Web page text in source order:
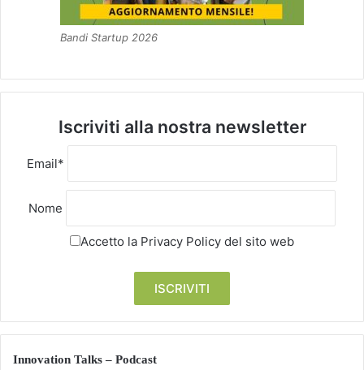
Bandi Startup 2026
Iscriviti alla nostra newsletter
Email*
Nome
Accetto la Privacy Policy del sito web
Innovation Talks – Podcast